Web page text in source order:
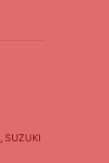
, SUZUKI